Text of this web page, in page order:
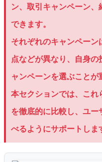
ン、取引キャンペーン
できます。
それぞれのキャンペー
点などが異なり、自身
ャンペーンを選ぶことが
本セクションでは、これ
を徹底的に比較し、ユー
べるようにサポートしま